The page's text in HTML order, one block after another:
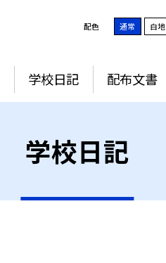
配色 通常 白地
学校日記 配布文書
学校日記